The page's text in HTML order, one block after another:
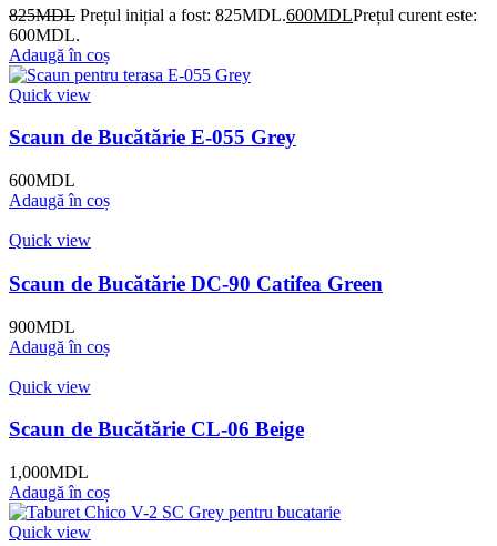
825MDL Prețul inițial a fost: 825MDL.600MDLPrețul curent este:
600MDL.
Adaugă în coș
Quick view
Scaun de Bucătărie E-055 Grey
600MDL
Adaugă în coș
Quick view
Scaun de Bucătărie DC-90 Catifea Green
900MDL
Adaugă în coș
Quick view
Scaun de Bucătărie CL-06 Beige
1,000MDL
Adaugă în coș
Quick view